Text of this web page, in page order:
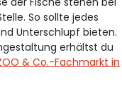
So sollte jedes
Unterschlupf bieten.
erhältst du
& Co.-Fachmarkt in